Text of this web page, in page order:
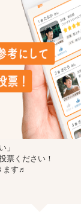
」
票ください！
ます♬